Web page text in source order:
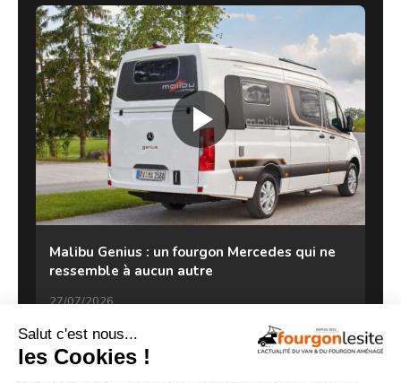
Malibu Genius : un fourgon Mercedes qui ne
ressemble à aucun autre
27/07/2026